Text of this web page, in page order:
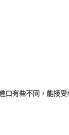
有些不同，能接